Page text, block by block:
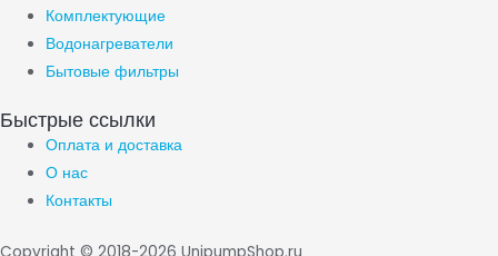
Комплектующие
Водонагреватели
Бытовые фильтры
Быстрые ссылки
Оплата и доставка
О нас
Контакты